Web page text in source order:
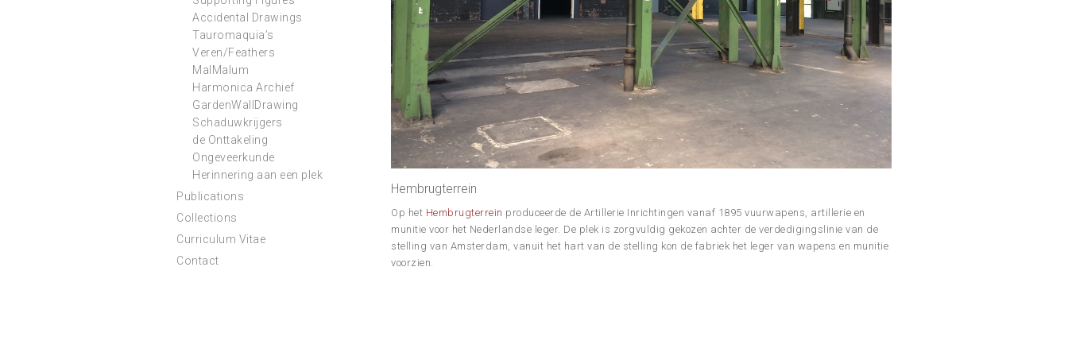
Hembrugterrein
Op het Hembrugterrein produceerde de Artillerie Inrichtingen vanaf 1895 vuurwapens, artillerie en
munitie voor het Nederlandse leger. De plek is zorgvuldig gekozen achter de verdedigingslinie van de
stelling van Amsterdam, vanuit het hart van de stelling kon de fabriek het leger van wapens en munitie
voorzien.
Accidental Drawings
Tauromaquia’s
Veren/Feathers
MalMalum
Harmonica Archief
GardenWallDrawing
Schaduwkrijgers
de Onttakeling
Ongeveerkunde
Herinnering aan een plek
Publications
Collections
Curriculum Vitae
Contact